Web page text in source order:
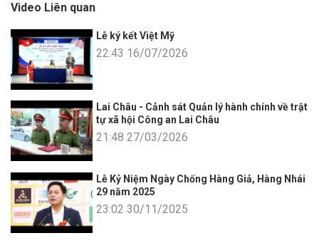
Video Liên quan
Lễ ký kết Việt Mỹ
22:43 16/07/2026
Lai Châu - Cảnh sát Quản lý hành chính về trật
tự xã hội Công an Lai Châu
21:48 27/03/2026
Lễ Kỷ Niệm Ngày Chống Hàng Giả, Hàng Nhái
29 năm 2025
23:02 30/11/2025